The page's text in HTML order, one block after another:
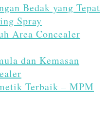
Bedak yang Tepat
Spray
Area Concealer
dan Kemasan
Terbaik – MPM